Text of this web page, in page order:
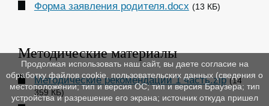
Форма заявления родителя.docx (13 КБ)
Методические материалы
Методические рекомендации 1 часть.zip (14
359 КБ)
Продолжая использовать наш сайт, вы даете согласие на
обработку файлов cookie, пользовательских данных (сведения о
местоположении; тип и версия ОС; тип и версия Браузера; тип
устройства и разрешение его экрана; источник откуда пришел